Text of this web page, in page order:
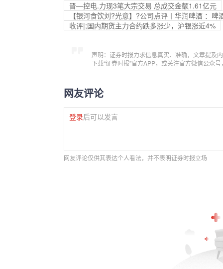
晋—控电.力现3笔大宗交易 总成交金额1.61亿元
【银河食饮刘?光意】?公司点评丨华润啤酒 ：
收评|;国内期货主力合约跌多涨少，沪银涨近4%
声明：证券时报力求信息真实、准确，文章提及
下载“证券时报”官方APP，或关注官方微信公众
网友评论
登录后可以发言
网友评论仅供其表达个人看法，并不表明证券时报立场